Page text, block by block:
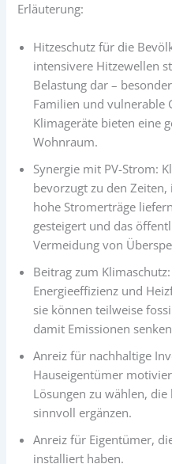
Erläuterung:
Hitzeschutz für die
intensivere Hitzewellen
Belastung dar –
Familien und vulnerable
Klimageräte bieten eine
Wohnraum.
Synergie mit PV-Strom:
bevorzugt zu den Zeiten,
hohe Stromerträge
gesteigert und das
Vermeidung von
Beitrag zum
Energieeffizienz und
sie können teilweise
damit Emissionen
Anreiz für nachhaltige
Hauseigentümer
Lösungen zu wählen,
sinnvoll ergänzen.
Anreiz für Eigentümer,
installiert haben.